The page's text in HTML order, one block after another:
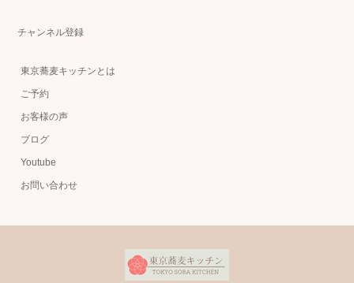
チャンネル登録
東京蕎麦キッチンとは
ご予約
お客様の声
ブログ
Youtube
お問い合わせ